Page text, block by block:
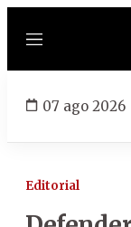
Menú
07 ago 2026
Editorial